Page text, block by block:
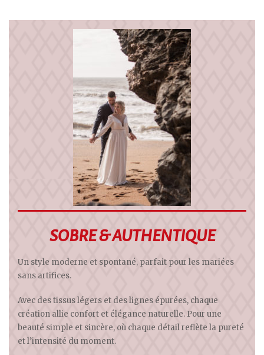
SOBRE & AUTHENTIQUE
Un style moderne et spontané, parfait pour les mariées
sans artifices.
Avec des tissus légers et des lignes épurées, chaque
création allie confort et élégance naturelle. Pour une
beauté simple et sincère, où chaque détail reflète la pureté
et l’intensité du moment.